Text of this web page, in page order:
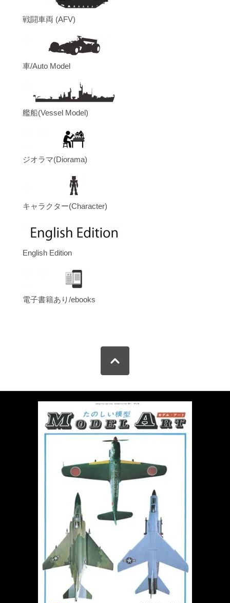
戦闘車両 (AFV)
車/Auto Model
艦船(Vessel Model)
ジオラマ(Diorama)
キャラクター(Character)
English Edition
電子書籍あり/ebooks